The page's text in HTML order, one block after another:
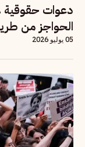
دعوات حقوقية
الحواجز من
05 يوليو 2026